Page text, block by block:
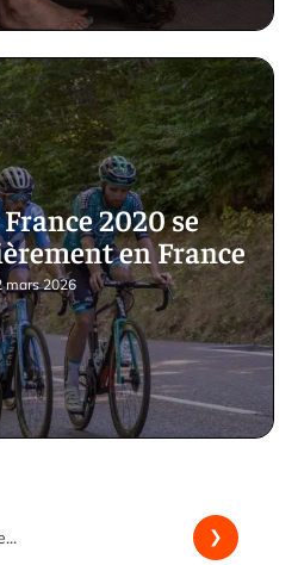
2020 se
en France
mars 2026